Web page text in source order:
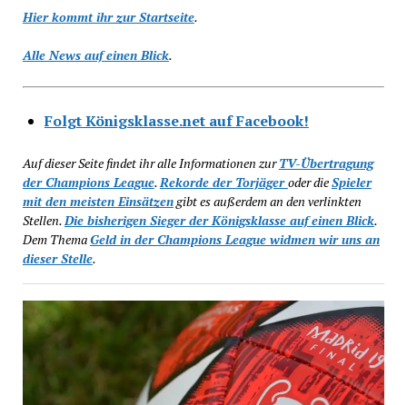
Hier kommt ihr zur Startseite.
Alle News auf einen Blick.
Folgt Königsklasse.net auf Facebook!
Auf dieser Seite findet ihr alle Informationen zurTV-Übertragung
der Champions League.Rekorde der Torjägeroder dieSpieler
mit den meisten Einsätzengibt es außerdem an den verlinkten
Stellen.Die bisherigen Sieger der Königsklasse auf einen Blick.
Dem ThemaGeld in der Champions League widmen wir uns an
dieser Stelle.